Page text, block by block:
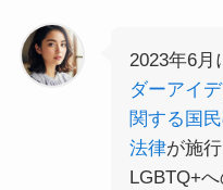
2023年6月
ダーアイ
関する国
法律が施
LGBTQ+